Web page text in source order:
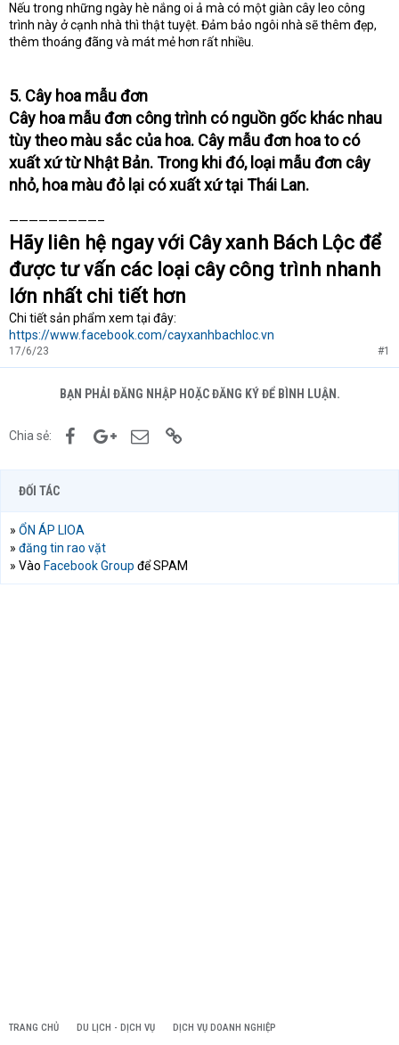
Nếu trong những ngày hè nắng oi ả mà có một giàn cây leo công
trình này ở cạnh nhà thì thật tuyệt. Đảm bảo ngôi nhà sẽ thêm đẹp,
thêm thoáng đãng và mát mẻ hơn rất nhiều.
5. Cây hoa mẫu đơn
Cây hoa mẫu đơn công trình có nguồn gốc khác nhau
tùy theo màu sắc của hoa. Cây mẫu đơn hoa to có
xuất xứ từ Nhật Bản. Trong khi đó, loại mẫu đơn cây
nhỏ, hoa màu đỏ lại có xuất xứ tại Thái Lan.
—————————–
Hãy liên hệ ngay với Cây xanh Bách Lộc để
được tư vấn các loại cây công trình nhanh
lớn nhất chi tiết hơn
Chi tiết sản phẩm xem tại đây:
https://www.facebook.com/cayxanhbachloc.vn
17/6/23 #1
BẠN PHẢI ĐĂNG NHẬP HOẶC ĐĂNG KÝ ĐỂ BÌNH LUẬN.
Chia sẻ: FacebookGoogle+Email
ĐỐI TÁC
» ỔN ÁP LIOA
» đăng tin rao vặt
» Vào Facebook Group để SPAM
TRANG CHỦ DU LỊCH - DỊCH VỤ DỊCH VỤ DOANH NGHIỆP